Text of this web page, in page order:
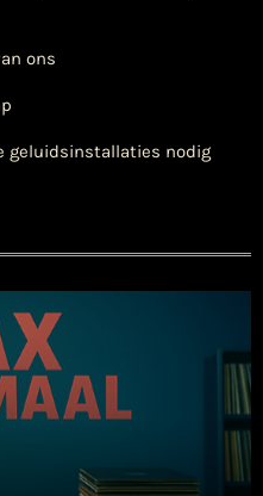
ons
geluidsinstallaties nodig